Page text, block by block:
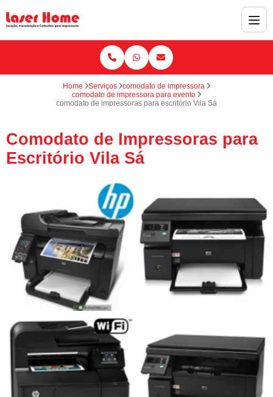
Home Serviços
comodato de impressora
comodato de impressora para evento
comodato de impressoras para escritório Vila Sá
Comodato de Impressoras para
Escritório Vila Sá